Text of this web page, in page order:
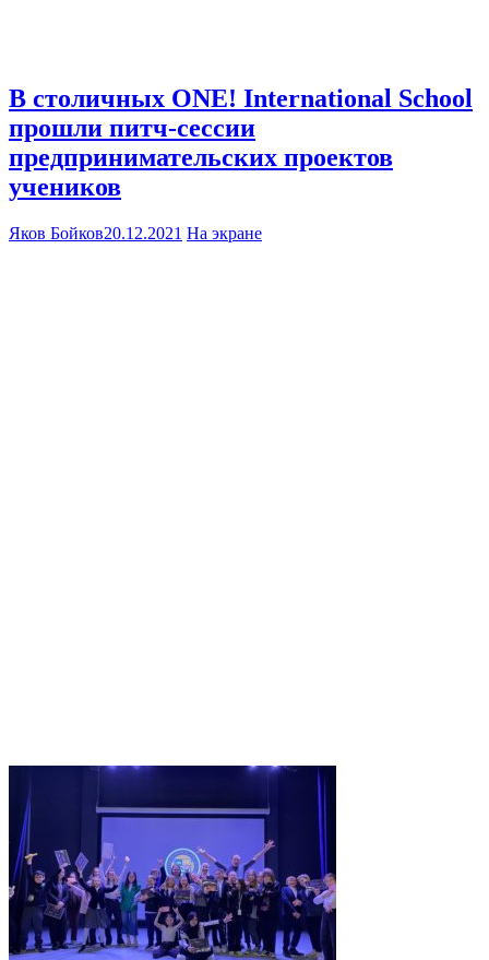
В столичных ONE! International School
прошли питч-сессии
предпринимательских проектов
учеников
Яков Бойков20.12.2021 На экране